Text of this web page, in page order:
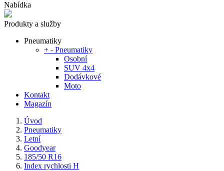
Nabídka
Produkty a služby
Pneumatiky
+ - Pneumatiky
Osobní
SUV 4x4
Dodávkové
Moto
Kontakt
Magazín
Úvod
Pneumatiky
Letní
Goodyear
185/50 R16
Index rychlosti H